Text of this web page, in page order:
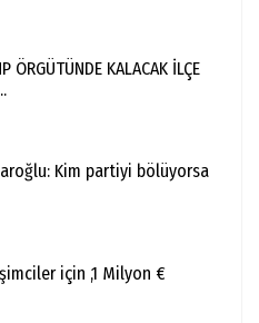
ÖRGÜTÜNDE KALACAK İLÇE
Kim partiyi bölüyorsa
için ,1 Milyon €